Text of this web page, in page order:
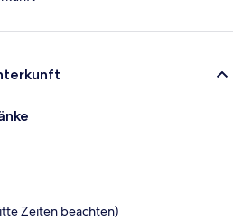
Zeiten beachten)